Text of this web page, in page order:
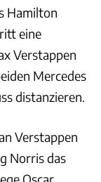
Hamilton
eine
Verstappen
Mercedes
distanzieren.
Verstappen
Norris das
Oscar